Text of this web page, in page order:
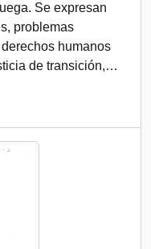
Se expresan
problemas
humanos
de transición,…